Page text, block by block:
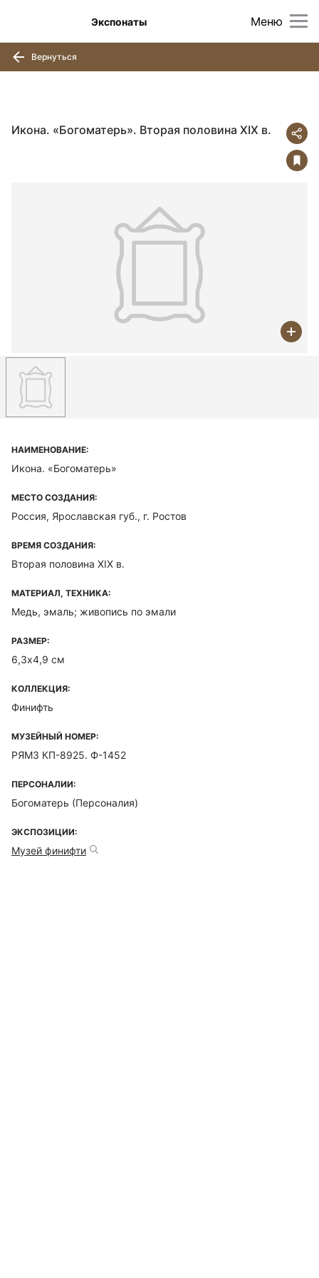
Меню
Экспонаты
Вернуться
Икона. «Богоматерь». Вторая половина ХIХ в.
НАИМЕНОВАНИЕ:
Икона. «Богоматерь»
МЕСТО СОЗДАНИЯ:
Россия, Ярославская губ., г. Ростов
ВРЕМЯ СОЗДАНИЯ:
Вторая половина ХIХ в.
МАТЕРИАЛ, ТЕХНИКА:
Медь, эмаль; живопись по эмали
РАЗМЕР:
6,3х4,9 см
КОЛЛЕКЦИЯ:
Финифть
МУЗЕЙНЫЙ НОМЕР:
РЯМЗ КП-8925. Ф-1452
ПЕРСОНАЛИИ:
Богоматерь (Персоналия)
ЭКСПОЗИЦИИ:
Музей финифти